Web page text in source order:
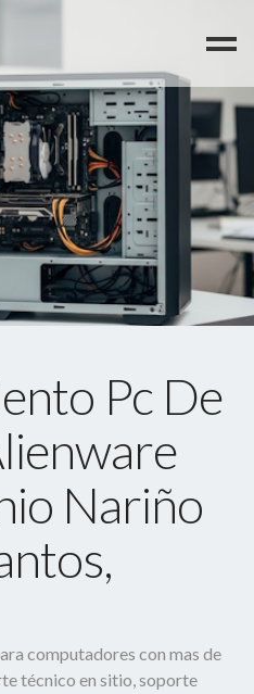
Pc De
Nariño
computadores con mas de
técnico en sitio, soporte